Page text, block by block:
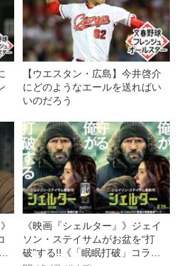
【ウエスタン・広島】今井啓介
にどのようなエールを送ればい
いのだろう
《映画『シェルター』》ジェイ
ソン・ステイサムがお盆を“打
破”する!!《「眠眠打破」コラ